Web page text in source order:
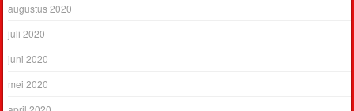
augustus 2020
juli 2020
juni 2020
mei 2020